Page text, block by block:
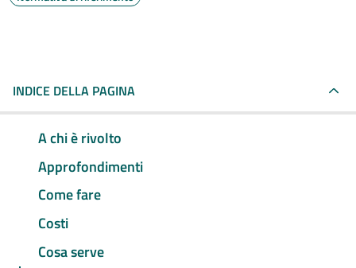
INDICE DELLA PAGINA
A chi è rivolto
Approfondimenti
Come fare
Costi
Cosa serve